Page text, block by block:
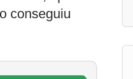
conseguiu